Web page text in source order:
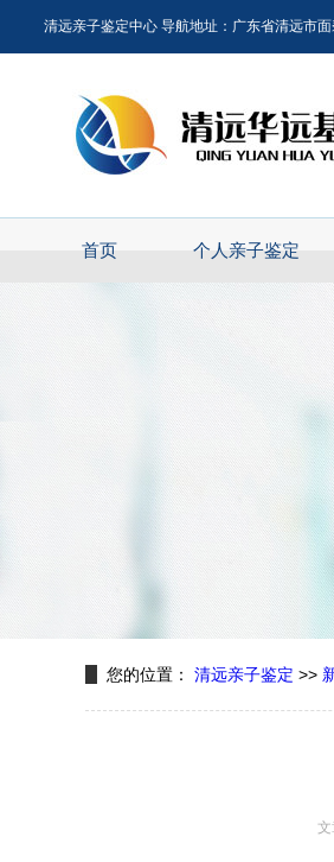
清远亲子鉴定中心 导航地址：广东省清远市
首页 个人亲子鉴定
您的位置： 清远亲子鉴定 >>
文